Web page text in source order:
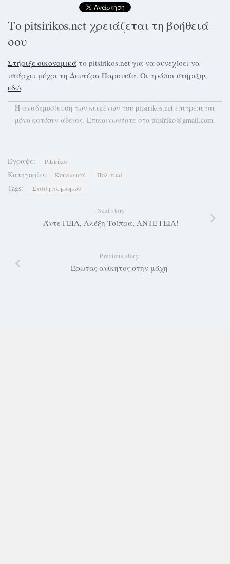
Το pitsirikos.net χρειάζεται τη βοήθειά
σου
Στήριξε οικονομικά το pitsirikos.net για να συνεχίσει να
υπάρχει μέχρι τη Δευτέρα Παρουσία. Οι τρόποι στήριξης
εδώ.
H αναδημοσίευση των κειμένων του pitsirikos.net επιτρέπεται
μόνο κατόπιν άδειας. Επικοινωνήστε στο pitsiriko@gmail.com.
Έγραψε: Pitsirikos
Κατηγορίες: Κοινωνικά Πολιτικά
Tags: Στάση πληρωμών
Next story
Άντε ΓΕΙΑ, Αλέξη Τσίπρα, ΑΝΤΕ ΓΕΙΑ!
Previous story
Έρωτας ανίκητος στην μάχη